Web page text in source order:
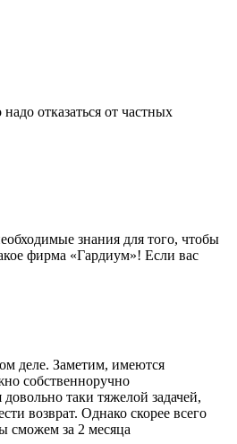
отказаться от частных
знания для того, чтобы
фирма «Гардиум»! Если вас
деле. Заметим, имеются
собственноручно
таки тяжелой задачей,
возврат. Однако скорее всего
сможем за 2 месяца